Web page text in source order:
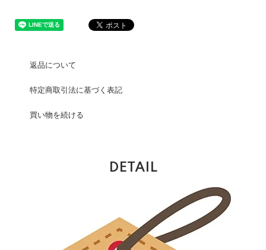
返品について
特定商取引法に基づく表記
買い物を続ける
DETAIL